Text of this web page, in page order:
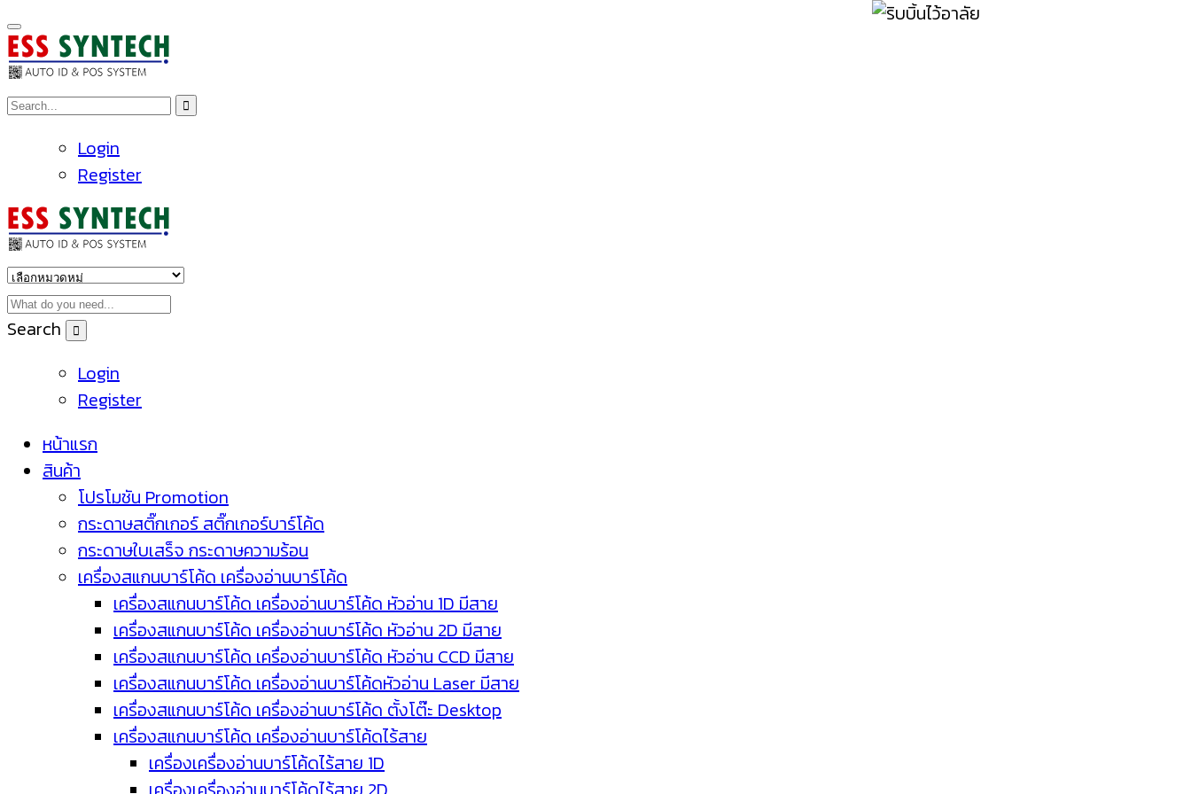
Login
Register
Search
Login
Register
หน้าแรก
สินค้า
โปรโมชัน Promotion
กระดาษสติ๊กเกอร์ สติ๊กเกอร์บาร์โค้ด
กระดาษใบเสร็จ กระดาษความร้อน
เครื่องสแกนบาร์โค้ด เครื่องอ่านบาร์โค้ด
เครื่องสแกนบาร์โค้ด เครื่องอ่านบาร์โค้ด หัวอ่าน 1D มีสาย
เครื่องสแกนบาร์โค้ด เครื่องอ่านบาร์โค้ด หัวอ่าน 2D มีสาย
เครื่องสแกนบาร์โค้ด เครื่องอ่านบาร์โค้ด หัวอ่าน CCD มีสาย
เครื่องสแกนบาร์โค้ด เครื่องอ่านบาร์โค้ดหัวอ่าน Laser มีสาย
เครื่องสแกนบาร์โค้ด เครื่องอ่านบาร์โค้ด ตั้งโต๊ะ Desktop
เครื่องสแกนบาร์โค้ด เครื่องอ่านบาร์โค้ดไร้สาย
เครื่องเครื่องอ่านบาร์โค้ดไร้สาย 1D